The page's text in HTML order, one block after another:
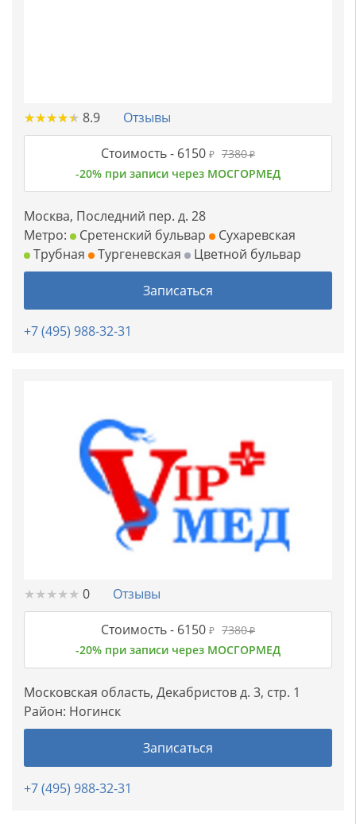
★★★★★
★★★★★ 8.9 Отзывы
Стоимость - 6150 ₽ 7380₽
-20% при записи через МОСГОРМЕД
Москва, Последний пер. д. 28
Метро:
Сретенский бульвар
Сухаревская
Трубная
Тургеневская Цветной бульвар
Записаться
+7 (495) 988-32-31
★★★★★
★★★★★ 0 Отзывы
Стоимость - 6150 ₽ 7380₽
-20% при записи через МОСГОРМЕД
Московская область, Декабристов д. 3, стр. 1
Район: Ногинск
Записаться
+7 (495) 988-32-31